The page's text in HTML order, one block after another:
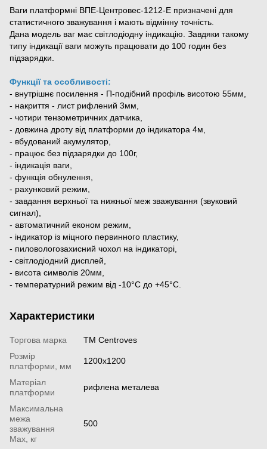
Ваги платформні ВПЕ-Центровес-1212-Е призначені для
статистичного зважування і мають відмінну точність.
Дана модель ваг має світлодіодну індикацію. Завдяки такому
типу індикації ваги можуть працювати до 100 годин без
підзарядки.
Функції та особливості:
- внутрішнє посилення - П-подібний профіль висотою 55мм,
- накриття - лист рифлений 3мм,
- чотири тензометричних датчика,
- довжина дроту від платформи до індикатора 4м,
- вбудований акумулятор,
- працює без підзарядки до 100г,
- індикація ваги,
- функція обнулення,
- рахунковий режим,
- завдання верхньої та нижньої меж зважування (звуковий
сигнал),
- автоматичний економ режим,
- індикатор із міцного первинного пластику,
- пиловологозахисний чохол на індикаторі,
- світлодіодний дисплей,
- висота символів 20мм,
- температурний режим від -10°C до +45°C.
Характеристики
Торгова марка
ТМ Centroves
Розмір
платформи, мм
1200x1200
Матеріал
платформи
рифлена металева
Максимальна
межа
зважування
Мах, кг
500